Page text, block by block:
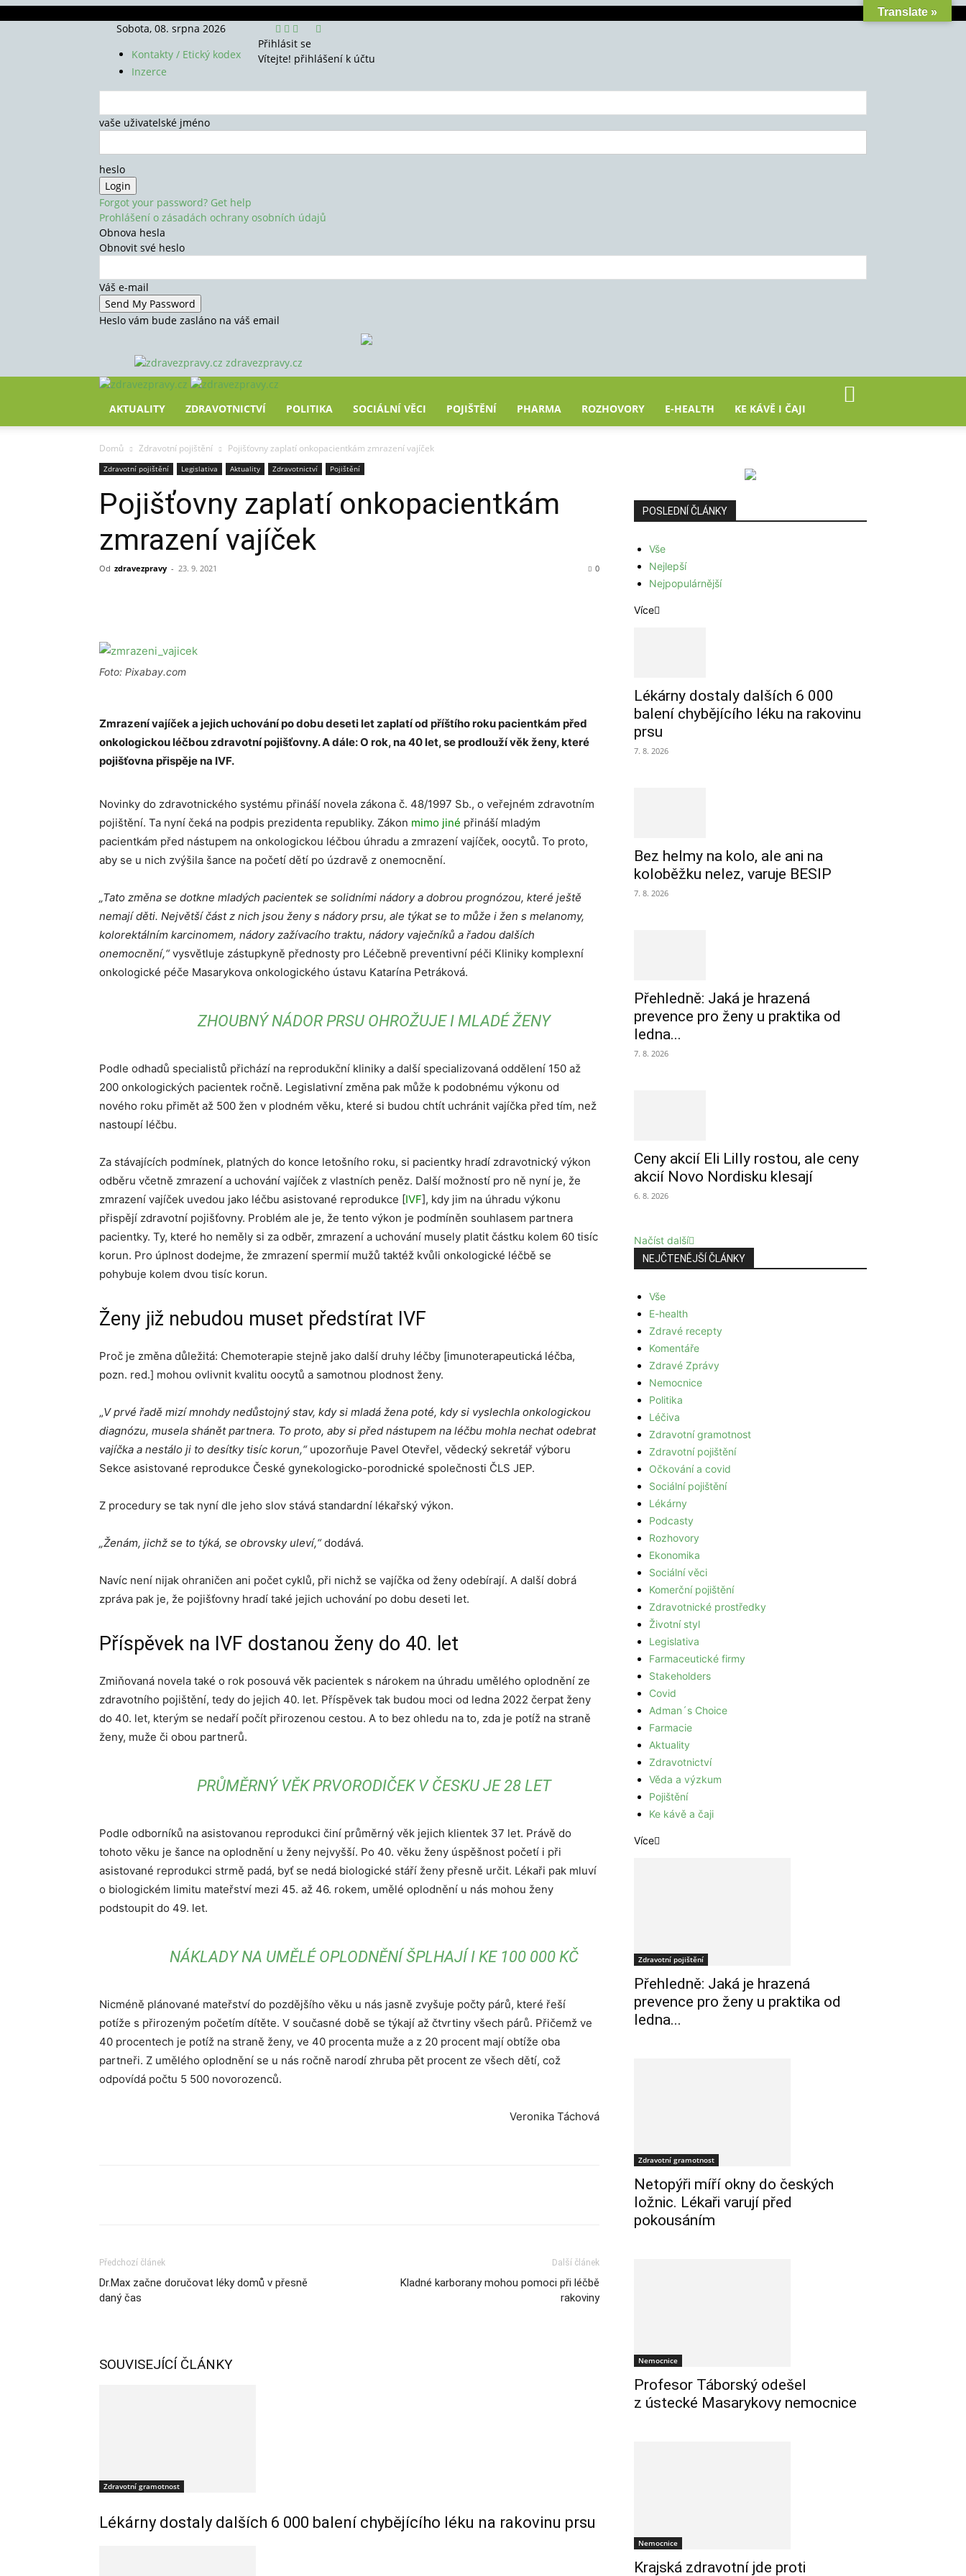
Sobota, 08. srpna 2026
Kontakty / Etický kodex
Inzerce
Přihlásit se
Vítejte! přihlášení k účtu
vaše uživatelské jméno
heslo
Forgot your password? Get help
Prohlášení o zásadách ochrany osobních údajů
Obnova hesla
Obnovit své heslo
Váš e-mail
Heslo vám bude zasláno na váš email
zdravezpravy.cz
AKTUALITY ZDRAVOTNICTVÍ POLITIKA SOCIÁLNÍ VĚCI POJIŠTĚNÍ PHARMA ROZHOVORY E-HEALTH KE KÁVĚ I ČAJI
Domů Zdravotní pojištění Pojišťovny zaplatí onkopacientkám zmrazení vajíček
Zdravotní pojištění Legislativa Aktuality Zdravotnictví Pojištění
Pojišťovny zaplatí onkopacientkám
zmrazení vajíček
Od zdravezpravy - 23. 9. 2021 0
Foto: Pixabay.com
Zmrazení vajíček a jejich uchování po dobu deseti let zaplatí od příštího roku pacientkám před
onkologickou léčbou zdravotní pojišťovny. A dále: O rok, na 40 let, se prodlouží věk ženy, které
pojišťovna přispěje na IVF.
Novinky do zdravotnického systému přináší novela zákona č. 48/1997 Sb., o veřejném zdravotním
pojištění. Ta nyní čeká na podpis prezidenta republiky. Zákon mimo jiné přináší mladým
pacientkám před nástupem na onkologickou léčbou úhradu a zmrazení vajíček, oocytů. To proto,
aby se u nich zvýšila šance na početí dětí po úzdravě z onemocnění.
„Tato změna se dotkne mladých pacientek se solidními nádory a dobrou prognózou, které ještě
nemají děti. Největší část z nich jsou ženy s nádory prsu, ale týkat se to může i žen s melanomy,
kolorektálním karcinomem, nádory zažívacího traktu, nádory vaječníků a řadou dalších
onemocnění,“vysvětluje zástupkyně přednosty pro Léčebně preventivní péči Kliniky komplexní
onkologické péče Masarykova onkologického ústavu Katarína Petráková.
ZHOUBNÝ NÁDOR PRSU OHROŽUJE I MLADÉ ŽENY
Podle odhadů specialistů přichází na reprodukční kliniky a další specializovaná oddělení 150 až
200 onkologických pacientek ročně. Legislativní změna pak může k podobnému výkonu od
nového roku přimět až 500 žen v plodném věku, které si budou chtít uchránit vajíčka před tím, než
nastoupí léčbu.
Za stávajících podmínek, platných do konce letošního roku, si pacientky hradí zdravotnický výkon
odběru včetně zmrazení a uchování vajíček z vlastních peněz. Další možností pro ně nyní je, že
zmrazení vajíček uvedou jako léčbu asistované reprodukce [IVF], kdy jim na úhradu výkonu
přispějí zdravotní pojišťovny. Problém ale je, že tento výkon je podmíněn souhlasem partnera
pacientky. Ty, které ho neměly si za odběr, zmrazení a uchování musely platit částku kolem 60 tisíc
korun. Pro úplnost dodejme, že zmrazení spermií mužů taktéž kvůli onkologické léčbě se
pohybuje kolem dvou tisíc korun.
Ženy již nebudou muset předstírat IVF
Proč je změna důležitá: Chemoterapie stejně jako další druhy léčby [imunoterapeutická léčba,
pozn. red.] mohou ovlivnit kvalitu oocytů a samotnou plodnost ženy.
„V prvé řadě mizí mnohdy nedůstojný stav, kdy si mladá žena poté, kdy si vyslechla onkologickou
diagnózu, musela shánět partnera. To proto, aby si před nástupem na léčbu mohla nechat odebrat
vajíčka a nestálo ji to desítky tisíc korun,“upozorňuje Pavel Otevřel, vědecký sekretář výboru
Sekce asistované reprodukce České gynekologicko-porodnické společnosti ČLS JEP.
Z procedury se tak nyní dle jeho slov stává standardní lékařský výkon.
„Ženám, jichž se to týká, se obrovsky uleví,“dodává.
Navíc není nijak ohraničen ani počet cyklů, při nichž se vajíčka od ženy odebírají. A další dobrá
zpráva pak je, že pojišťovny hradí také jejich uchování po dobu deseti let.
Příspěvek na IVF dostanou ženy do 40. let
Zmiňovaná novela také o rok posouvá věk pacientek s nárokem na úhradu umělého oplodnění ze
zdravotního pojištění, tedy do jejich 40. let. Příspěvek tak budou moci od ledna 2022 čerpat ženy
do 40. let, kterým se nedaří počít přirozenou cestou. A to bez ohledu na to, zda je potíž na straně
ženy, muže či obou partnerů.
PRŮMĚRNÝ VĚK PRVORODIČEK V ČESKU JE 28 LET
Podle odborníků na asistovanou reprodukci činí průměrný věk jejich klientek 37 let. Právě do
tohoto věku je šance na oplodnění u ženy nejvyšší. Po 40. věku ženy úspěšnost početí i při
asistované reprodukci strmě padá, byť se nedá biologické stáří ženy přesně určit. Lékaři pak mluví
o biologickém limitu mateřství mezi 45. až 46. rokem, umělé oplodnění u nás mohou ženy
podstoupit do 49. let.
NÁKLADY NA UMĚLÉ OPLODNĚNÍ ŠPLHAJÍ I KE 100 000 KČ
Nicméně plánované mateřství do pozdějšího věku u nás jasně zvyšuje počty párů, které řeší
potíže s přirozeným početím dítěte. V současné době se týkají až čtvrtiny všech párů. Přičemž ve
40 procentech je potíž na straně ženy, ve 40 procenta muže a z 20 procent mají obtíže oba
partneři. Z umělého oplodnění se u nás ročně narodí zhruba pět procent ze všech dětí, což
odpovídá počtu 5 500 novorozenců.
Veronika Táchová
Předchozí článek
Dr.Max začne doručovat léky domů v přesně
daný čas
Další článek
Kladné karborany mohou pomoci při léčbě
rakoviny
SOUVISEJÍCÍ ČLÁNKY
Zdravotní gramotnost
Lékárny dostaly dalších 6 000 balení chybějícího léku na rakovinu prsu
POSLEDNÍ ČLÁNKY
Vše
Nejlepší
Nejpopulárnější
Více
Lékárny dostaly dalších 6 000
balení chybějícího léku na rakovinu
prsu
7. 8. 2026
Bez helmy na kolo, ale ani na
koloběžku nelez, varuje BESIP
7. 8. 2026
Přehledně: Jaká je hrazená
prevence pro ženy u praktika od
ledna...
7. 8. 2026
Ceny akcií Eli Lilly rostou, ale ceny
akcií Novo Nordisku klesají
6. 8. 2026
Načíst další
NEJČTENĚJŠÍ ČLÁNKY
Vše
E-health
Zdravé recepty
Komentáře
Zdravé Zprávy
Nemocnice
Politika
Léčiva
Zdravotní gramotnost
Zdravotní pojištění
Očkování a covid
Sociální pojištění
Lékárny
Podcasty
Rozhovory
Ekonomika
Sociální věci
Komerční pojištění
Zdravotnické prostředky
Životní styl
Legislativa
Farmaceutické firmy
Stakeholders
Covid
Adman´s Choice
Farmacie
Aktuality
Zdravotnictví
Věda a výzkum
Pojištění
Ke kávě a čaji
Více
Zdravotní pojištění
Přehledně: Jaká je hrazená
prevence pro ženy u praktika od
ledna...
Zdravotní gramotnost
Netopýři míří okny do českých
ložnic. Lékaři varují před
pokousáním
Nemocnice
Profesor Táborský odešel
z ústecké Masarykovy nemocnice
Nemocnice
Krajská zdravotní jde proti
Translate »